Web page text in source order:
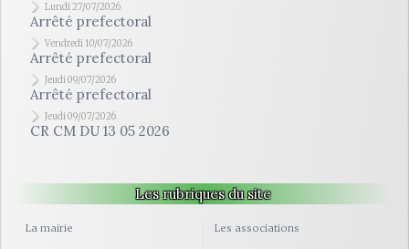
Lundi 27/07/2026
Arrêté prefectoral
Vendredi 10/07/2026
Arrêté prefectoral
Jeudi 09/07/2026
Arrêté prefectoral
Jeudi 09/07/2026
CR CM DU 13 05 2026
Les rubriques du site
La mairie Les associations